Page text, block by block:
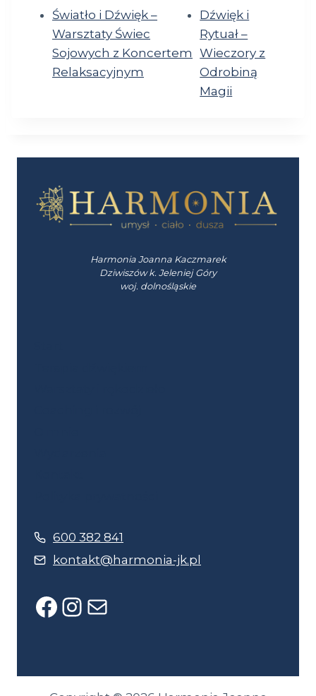
Światło i Dźwięk –
Warsztaty Świec
Sojowych z Koncertem
Relaksacyjnym
Dźwięk i
Rytuał –
Wieczory z
Odrobiną
Magii
Harmonia Joanna Kaczmarek
Dziwiszów k. Jeleniej Góry
woj. dolnośląskie
600 382 841
kontakt@harmonia-jk.pl
Facebook
Instagram